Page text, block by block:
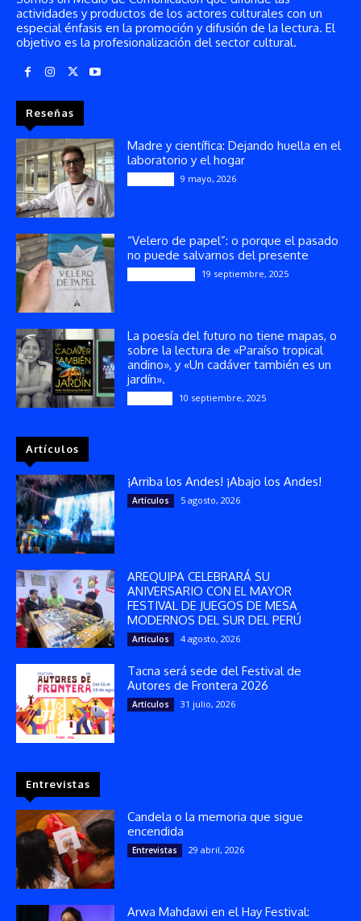
actividades y productos de los actores culturales con un
especial énfasis en la promoción y difusión de la lectura. El
objetivo es la profesionalización del sector cultural.
Reseñas
Madre y científica: Dejando huella en el
laboratorio y el hogar
9 mayo, 2026
“Velero de papel”: o porque el pasado
no puede salvarnos del presente
19 septiembre, 2025
La poesía del futuro no tiene mapas, o
sobre la lectura de «Paraíso tropical
andino», y «Un cadáver también es un
jardín».
10 septiembre, 2025
Artículos
¡Arriba los Andes! ¡Abajo los Andes!
Artículos 5 agosto, 2026
AREQUIPA CELEBRARÁ SU
ANIVERSARIO CON EL MAYOR
FESTIVAL DE JUEGOS DE MESA
MODERNOS DEL SUR DEL PERÚ
Artículos 4 agosto, 2026
Tacna será sede del Festival de
Autores de Frontera 2026
Artículos 31 julio, 2026
Entrevistas
Candela o la memoria que sigue
encendida
Entrevistas 29 abril, 2026
Arwa Mahdawi en el Hay Festival: